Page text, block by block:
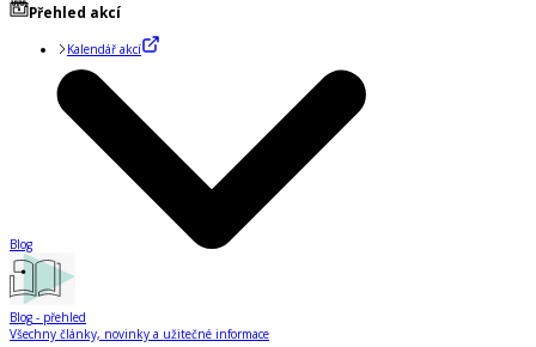
Přehled akcí
Kalendář akcí
Blog
Blog - přehled
Všechny články, novinky a užitečné informace